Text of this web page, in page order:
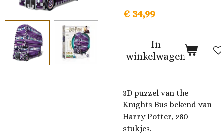
€ 34,99
In
winkelwagen
3D puzzel van the
Knights Bus bekend van
Harry Potter, 280
stukjes.